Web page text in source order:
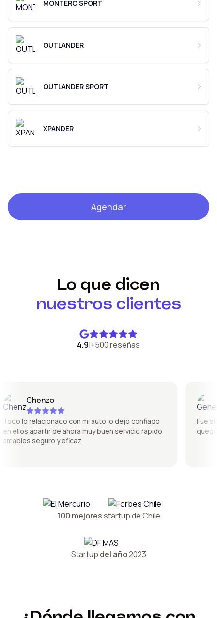
MONTERO SPORT
OUTLANDER
OUTLANDER SPORT
XPANDER
Agendar
Lo que dicen
nuestros clientes
4.9|+500 reseñas
Chenzo
lo relacionado con mi auto lo dejo confiado
ellos apartir de ahora muy buen servicio rapido
seguro y eficaz.
Fue
quedó
100 mejoresstartup de Chile
Startup del año2023